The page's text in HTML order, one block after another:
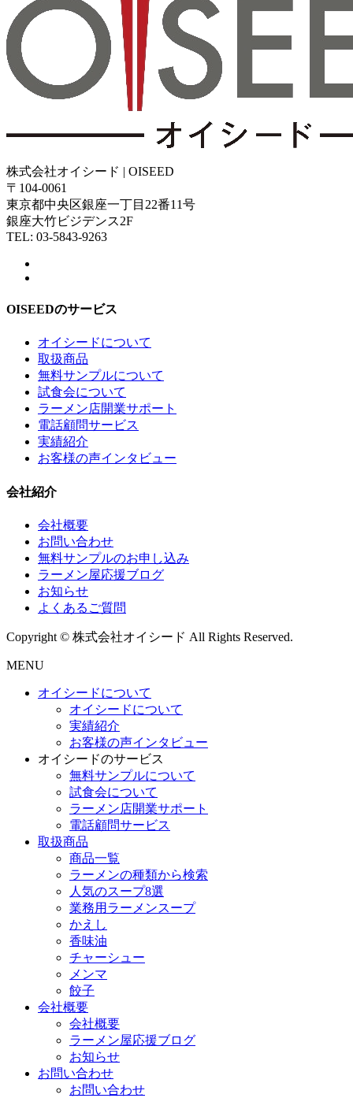
株式会社オイシード | OISEED
〒104-0061
東京都中央区銀座一丁目22番11号
銀座大竹ビジデンス2F
TEL: 03-5843-9263
OISEEDのサービス
オイシードについて
取扱商品
無料サンプルについて
試食会について
ラーメン店開業サポート
電話顧問サービス
実績紹介
お客様の声インタビュー
会社紹介
会社概要
お問い合わせ
無料サンプルのお申し込み
ラーメン屋応援ブログ
お知らせ
よくあるご質問
Copyright © 株式会社オイシード All Rights Reserved.
MENU
オイシードについて
オイシードについて
実績紹介
お客様の声インタビュー
オイシードのサービス
無料サンプルについて
試食会について
ラーメン店開業サポート
電話顧問サービス
取扱商品
商品一覧
ラーメンの種類から検索
人気のスープ8選
業務用ラーメンスープ
かえし
香味油
チャーシュー
メンマ
餃子
会社概要
会社概要
ラーメン屋応援ブログ
お知らせ
お問い合わせ
お問い合わせ